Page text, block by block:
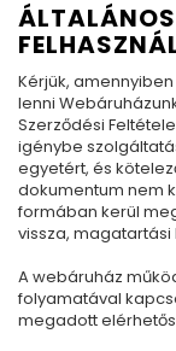
ÁLTALÁNOS
Kérjük,
lenni
Szerződési
igénybe
egyetért, és
dokumentum nem
formában kerül
vissza,
A webáruház
folyamatával
megadott